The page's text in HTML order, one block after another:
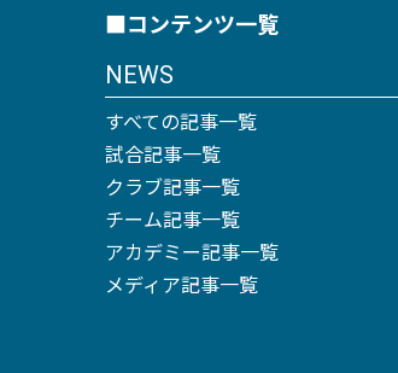
■コンテンツ一覧
NEWS
すべての記事一覧
試合記事一覧
クラブ記事一覧
チーム記事一覧
アカデミー記事一覧
メディア記事一覧